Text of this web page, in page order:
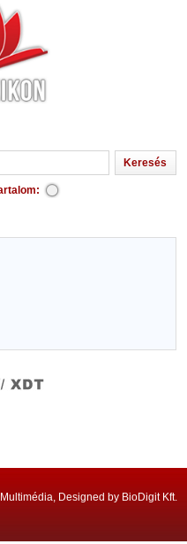
Designed by BioDigit Kft.